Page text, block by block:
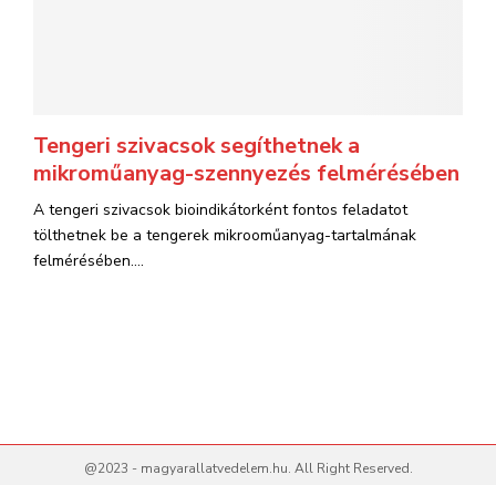
Tengeri szivacsok segíthetnek a
mikroműanyag-szennyezés felmérésében
A tengeri szivacsok bioindikátorként fontos feladatot
tölthetnek be a tengerek mikrooműanyag-tartalmának
felmérésében....
@2023 - magyarallatvedelem.hu. All Right Reserved.